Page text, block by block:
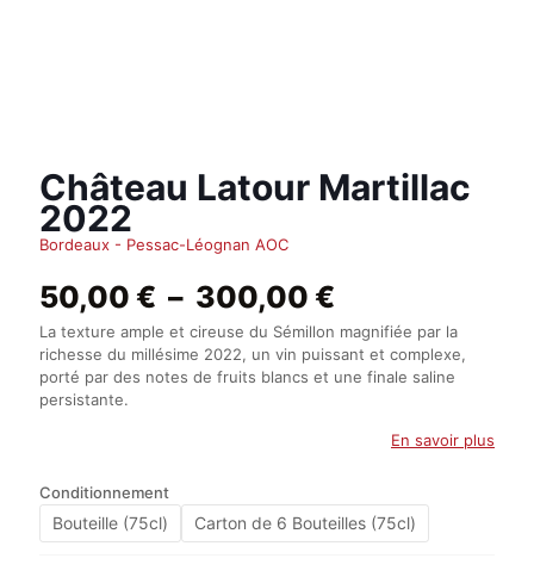
Château Latour Martillac
2022
Bordeaux - Pessac-Léognan AOC
50,00 € – 300,00 €
prix :
50,00 €
à
La texture ample et cireuse du Sémillon magnifiée par la
richesse du millésime 2022, un vin puissant et complexe,
porté par des notes de fruits blancs et une finale saline
persistante.
En savoir plus
Conditionnement
Bouteille (75cl) Carton de 6 Bouteilles (75cl)